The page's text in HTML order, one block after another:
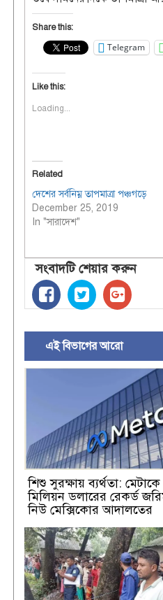
Share this:
Telegram
Like this:
Loading...
Related
দেশের সর্বনিম্ন তাপমাত্রা পঞ্চগড়ে
December 25, 2019
In "সারাদেশ"
সংবাদটি শেয়ার করুন
এই বিভাগের আরো
শিশু সুরক্ষায় ব্যর্থতা:
মিলিয়ন ডলারের রেকর্ড
নিউ মেক্সিকোর আদালতের